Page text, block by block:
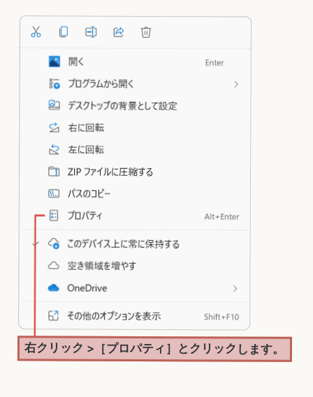
右クリック >［プロパティ］とクリックします。